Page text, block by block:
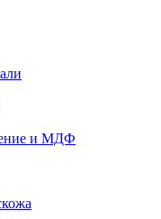
и МДФ